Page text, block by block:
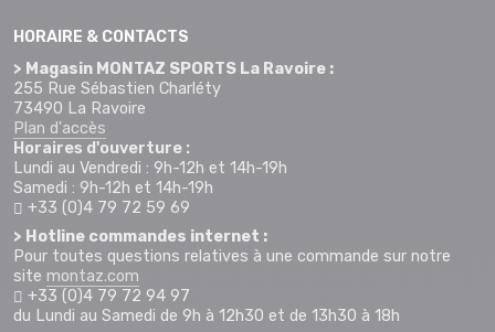
HORAIRE & CONTACTS
> Magasin MONTAZ SPORTS La Ravoire :
255 Rue Sébastien Charléty
73490 La Ravoire
Plan d'accès
Horaires d'ouverture :
Lundi au Vendredi : 9h-12h et 14h-19h
Samedi : 9h-12h et 14h-19h
+33 (0)4 79 72 59 69
> Hotline commandes internet :
Pour toutes questions relatives à une commande sur notre
site montaz.com
+33 (0)4 79 72 94 97
du Lundi au Samedi de 9h à 12h30 et de 13h30 à 18h